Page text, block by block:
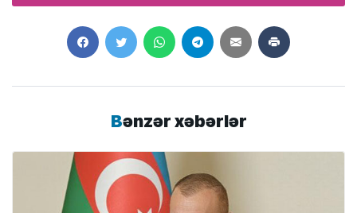
Bənzər xəbərlər